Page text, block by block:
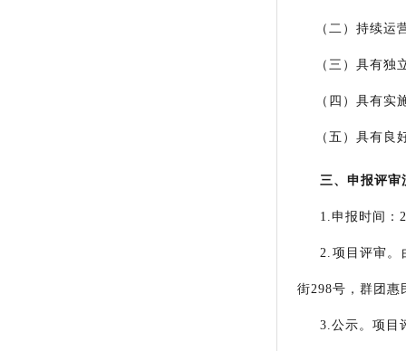
（二）持续运
（三）具有独
（四）具有实
（五）具有良
三、申报评审
1.申报时间：
2. 项目评审。
街298号， 群团惠
3.公示。项目